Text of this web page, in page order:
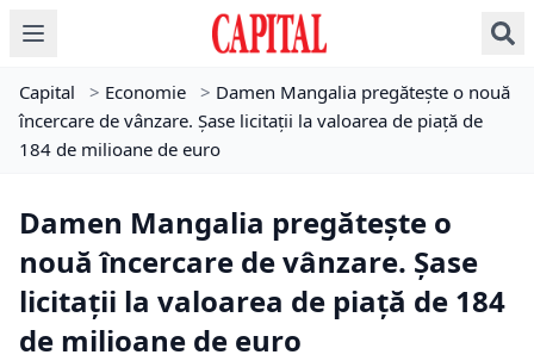
Capital > Economie > Damen Mangalia pregătește o nouă
încercare de vânzare. Șase licitaţii la valoarea de piaţă de
184 de milioane de euro
Damen Mangalia pregătește o
nouă încercare de vânzare. Șase
licitaţii la valoarea de piaţă de 184
de milioane de euro